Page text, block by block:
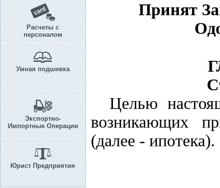
Расчеты с
персоналом
Умная подшивка
Экспортно-
Импортные Операции
Юрист Предприятия
Принят
Целью
возникающих
(далее - ипотека).